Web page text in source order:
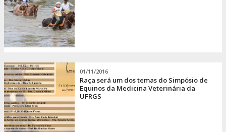
01/11/2016
Raça será um dos temas do Simpósio de
Equinos da Medicina Veterinária da
UFRGS